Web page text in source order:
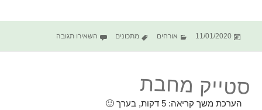
פורסם
11/01/2020 קטגוריות
אורחים תגיות
מתכונים השאירו תגובה
סטייק מחבת
הערכת משך קריאה: 5 דקות, בערך 🙂